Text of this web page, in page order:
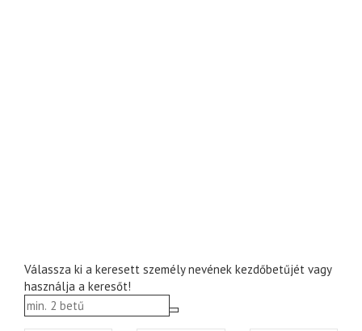
Válassza ki a keresett személy nevének kezdőbetűjét vagy
használja a keresőt!